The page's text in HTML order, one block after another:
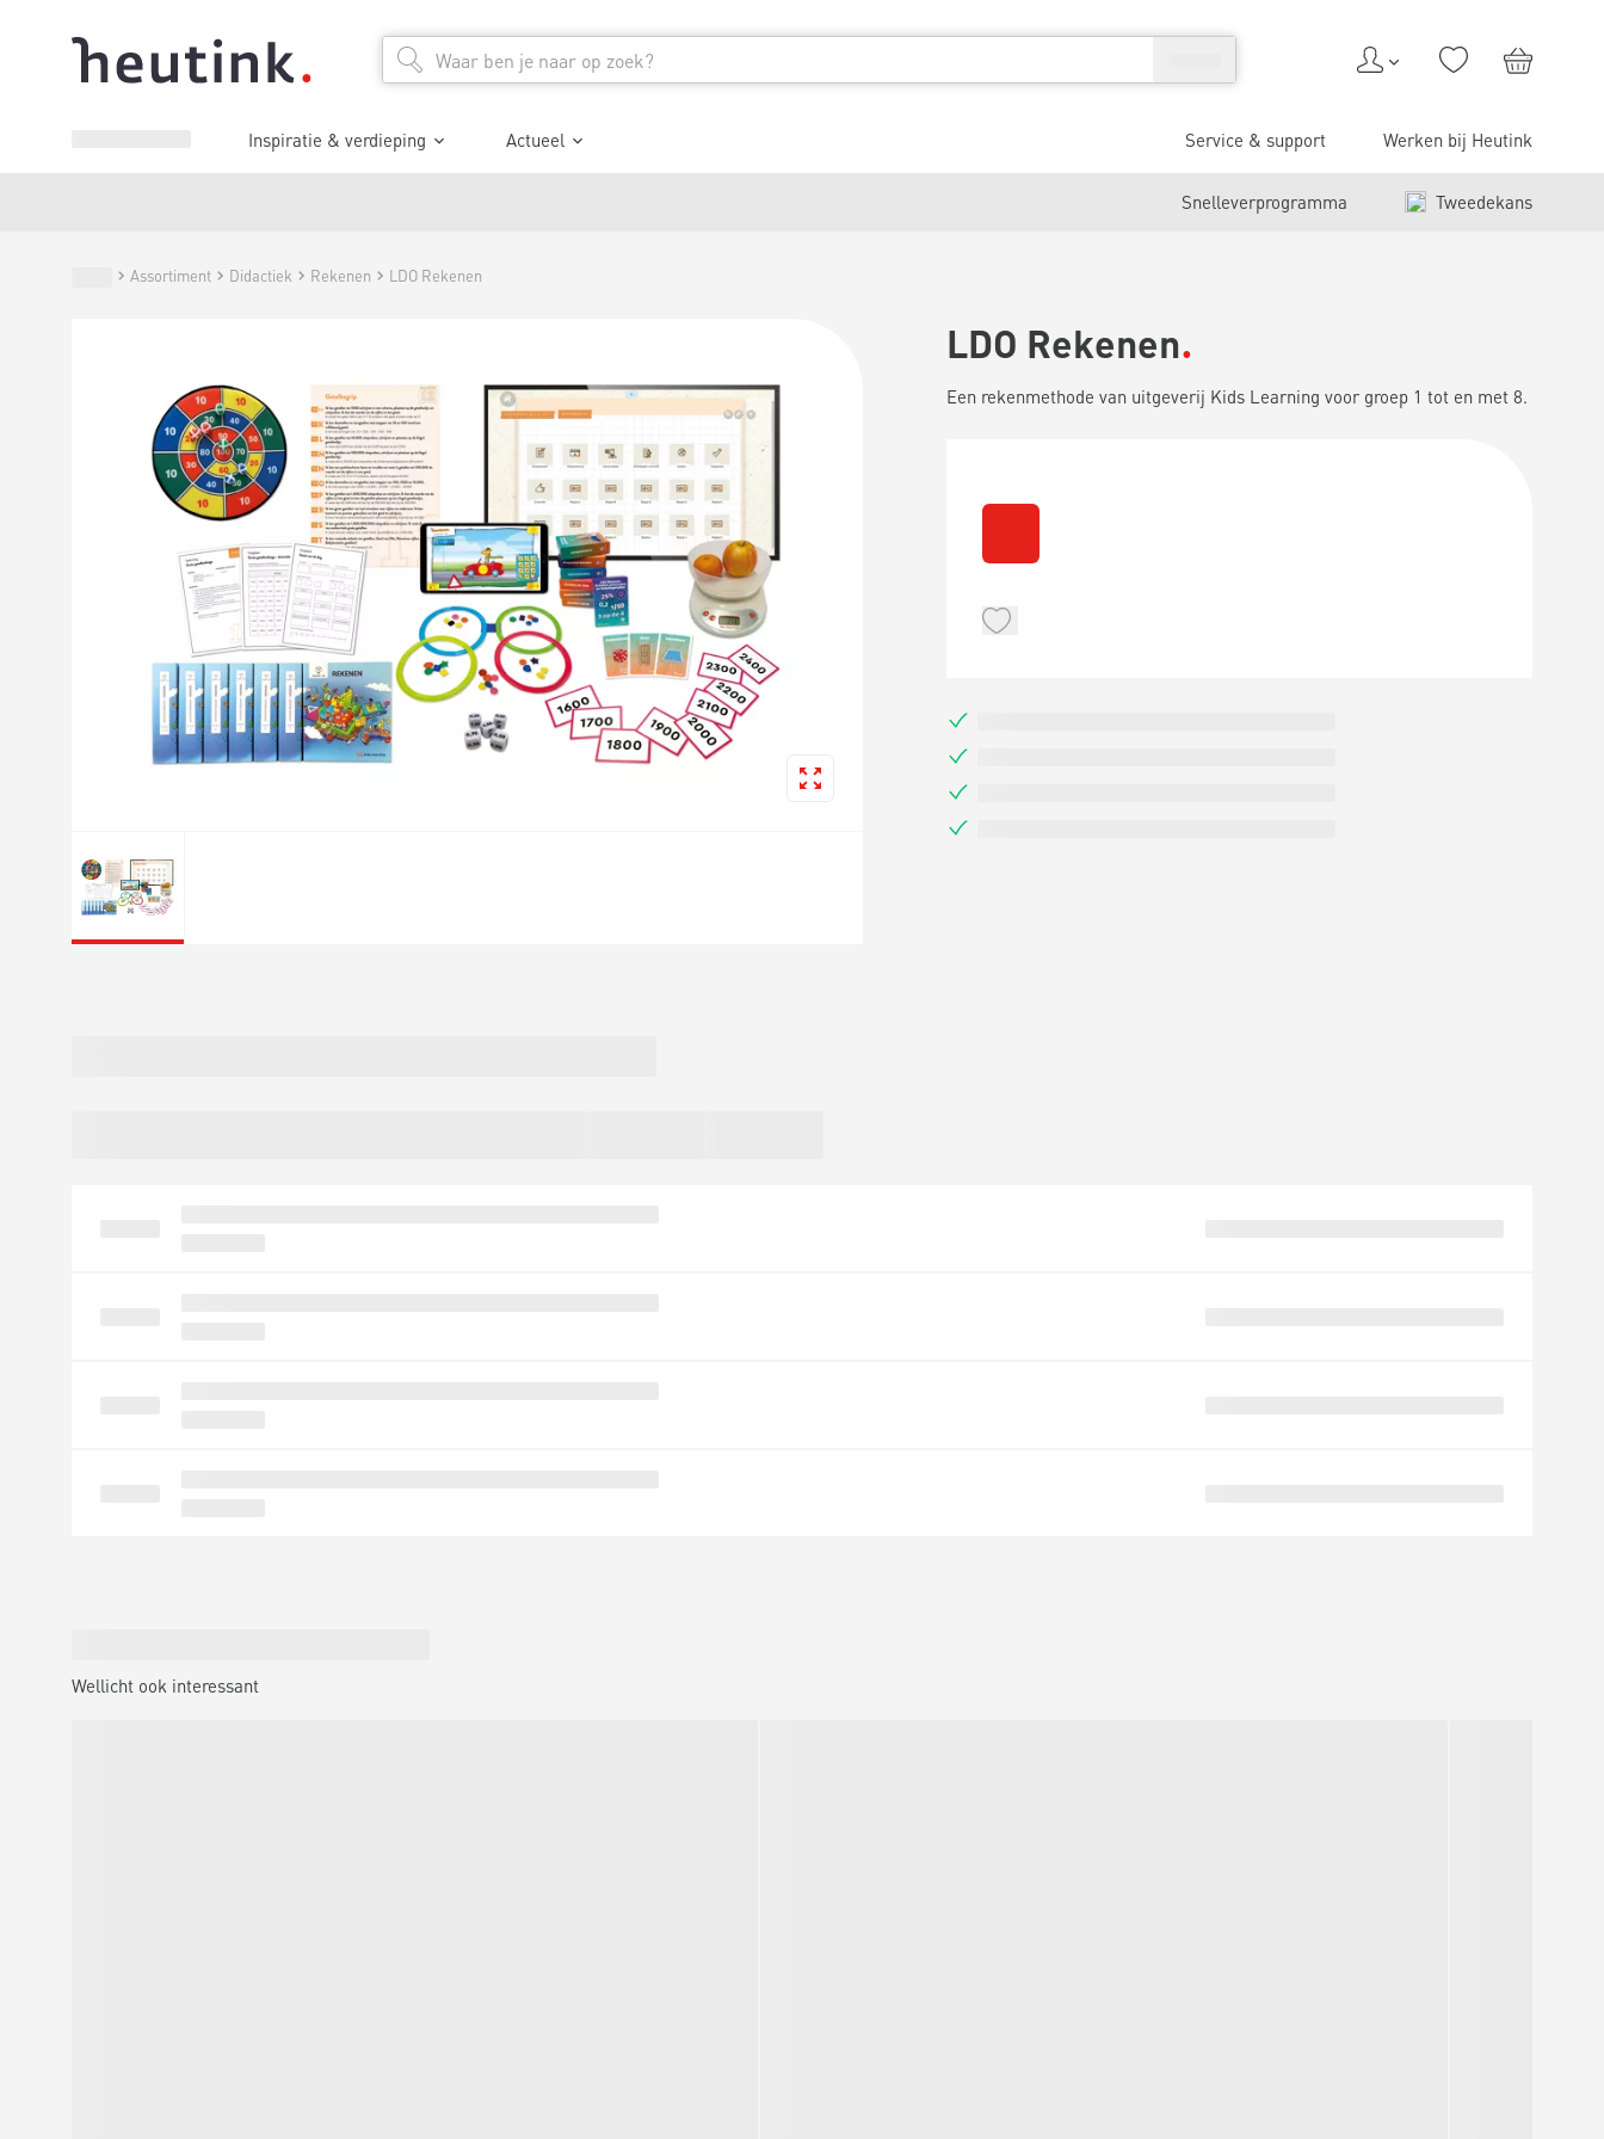
Inspiratie & verdieping Actueel Service & support Werken bij Heutink
Snelleverprogramma Tweedekans
Assortiment Didactiek Rekenen LDO Rekenen
LDO Rekenen
Een rekenmethode van uitgeverij Kids Learning voor groep 1 tot en met 8.
Wellicht ook interessant